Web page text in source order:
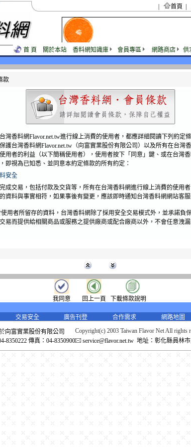
首頁
首 頁 關於本站 香料網知識庫 會員專區 網路商店 供
款
香料網Flavor.net.tw進行線上消費的使用者，都應詳細閱讀下列約定
護台灣香料網Flavor.net.tw（向富實業股份有限公司）以及所有在台灣
用者的利益（以下簡稱使用者），使用者按下「同意」鍵、或在台灣
即視為已知悉、並同意本約定條款的所有約定：
安全
交易，包括付款及交貨等，所有在台灣香料網進行線上消費的使用
資料與事實相符，如果事後有變更，應該即時通知台灣香料網網站客服
者所留存的資料，台灣香料網除了採用安全交易模式外，並承諾負
易而提供給相關商品或服務之提供廠商或配合廠商以外，不會任意洩
令規定、或依司法機關或其他有權機關的命令；
本約定條款、或使用者違反約定條款；
護台灣香料網系統之正常運作及安全；
護台灣香料網、其他使用者、或其他第三人的合法權益。
其帳號和密碼進入本系統後之行為，均視為該帳號及密碼持有人之行為
香料網所進行的線上消費，各項商品或勞務是由提供各該商品或服
易行為存在於廠商與使用者之間；台灣香料網提供交易平台及付款機
接受訂單之權利。
或服務之品質、保固及售後服務，由提供各該商品或服務的廠商負責
協助使用者解決關於因為線上消費所產生之疑問或爭議。
旦在台灣香料網網站之任何類型標場下標（搶標場、逢低買進標場、
表示願意購買該產品或服務並遵守競標交易規則。詳盡的競標與答標訂
明、「台灣香料網」競標說明和答標訂購說明。其中，搶標場得標主若
料（如地址、電話）如有變更時，應立即上線修正其所留存之資料
我同意 回上一頁 下載條款說明
交易安全 廣告刊登 合作需求 網路地圖
向富實業股份有限公司
Copyright(c) 2003 Taiwan Flavor Net All rights
8350222 傳真：04-8350900
service@flavor.net.tw 地址：彰化縣員林